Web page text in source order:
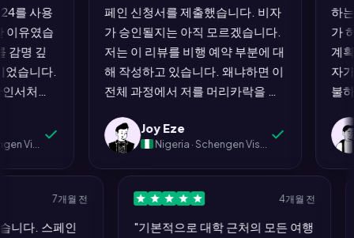
사용
였습
깊
니다.
처럼
하노
말 없
아마
페인 신청서를 제출했습니다. 비자
가 승인될지는 아직 모르겠습니다.
저는 이 리뷰를 비행 예약 부분에 대
해 작성하고 있습니다. 왜냐하면 이
전체 과정에서 저를 머리카락을 뽑
기 때문입니다. 나머지 모든 것: 은
행 명세서, 커버 레터, 호텔 예약, 보
험, 약속 슬롯 찾기... 고통스러웠습
니다. MyJet24의 비행 예약은 4분
이 걸렸고 전혀 스트레스를 주지 않
았습니다. Schengen 프로세스의
Joy Eze
Nigeria · Schengen Visa (Spain)
하는
가 허
계획하
자가
불하지
습니다
므로
트에게
을 하고
7개월 전
습니다. 스페인
4개월 전
"기본적으로 대학 근처의 모든 여행